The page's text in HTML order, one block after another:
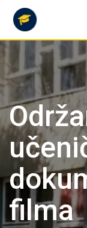
content
filma